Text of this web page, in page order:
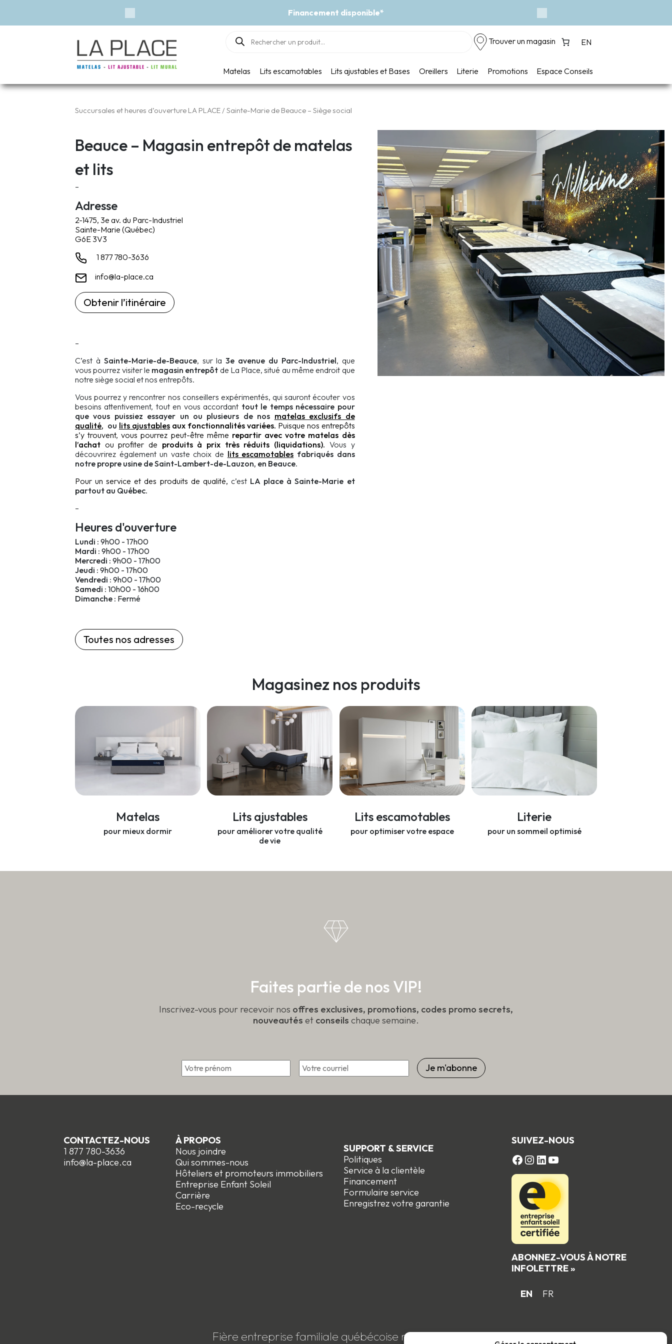
Previous
Next
Products
search
Trouver un magasin EN
Matelas Lits escamotables Lits ajustables et Bases Oreillers Literie Promotions Espace Conseils
Succursales et heures d’ouverture LA PLACE / Sainte-Marie de Beauce – Siège social
Beauce – Magasin entrepôt de matelas
et lits
–
Adresse
2-1475, 3e av. du Parc-Industriel
Sainte-Marie (Québec)
G6E 3V3
1 877 780-3636
info@la-place.ca
Obtenir l’itinéraire
–
C’est à Sainte-Marie-de-Beauce, sur la3e avenue du Parc-Industriel, que
vous pourrez visiter le magasin entrepôt de La Place, situé au même endroit que
notre siège social et nos entrepôts.
Vous pourrez y rencontrer nos conseillers expérimentés, qui sauront écouter vos
besoins attentivement, tout en vous accordant tout le temps nécessaire pour
que vous puissiez essayer un ou plusieurs de nos matelas exclusifs de
qualité, ou lits ajustablesaux fonctionnalités variées. Puisque nos entrepôts
s’y trouvent, vous pourrez peut-être même repartir avec votre matelas dès
l’achat ou profiter de produits à prix très réduits (liquidations). Vous y
découvrirez également un vaste choix de lits escamotables fabriqués dans
notre propre usine de Saint-Lambert-de-Lauzon, en Beauce.
Pour un service et des produits de qualité, c’est LA place à Sainte-Marie et
partout au Québec.
–
Heures d'ouverture
Lundi : 9h00 - 17h00
Mardi : 9h00 - 17h00
Mercredi : 9h00 - 17h00
Jeudi : 9h00 - 17h00
Vendredi : 9h00 - 17h00
Samedi : 10h00 - 16h00
Dimanche : Fermé
Toutes nos adresses
Magasinez nos produits
Matelas
pour mieux dormir
Lits ajustables
pour améliorer votre qualité
de vie
Lits escamotables
pour optimiser votre espace
Literie
pour un sommeil optimisé
Faites partie de nos VIP!
Inscrivez-vous pour recevoir nos offres exclusives, promotions, codes promo secrets,
nouveautés et conseils chaque semaine.
Prénom
CONTACTEZ-NOUS
1 877 780-3636
info@la-place.ca
À PROPOS
Nous joindre
Qui sommes-nous
Hôteliers et promoteurs immobiliers
Entreprise Enfant Soleil
Carrière
Eco-recycle
SUPPORT & SERVICE
Politiques
Service à la clientèle
Financement
Formulaire service
Enregistrez votre garantie
SUIVEZ-NOUS
FACEBOOK
Instagram
LinkedIn
YouTube
ABONNEZ-VOUS À NOTRE
INFOLETTRE »
EN FR
Fière entreprise familiale québécoise membre du